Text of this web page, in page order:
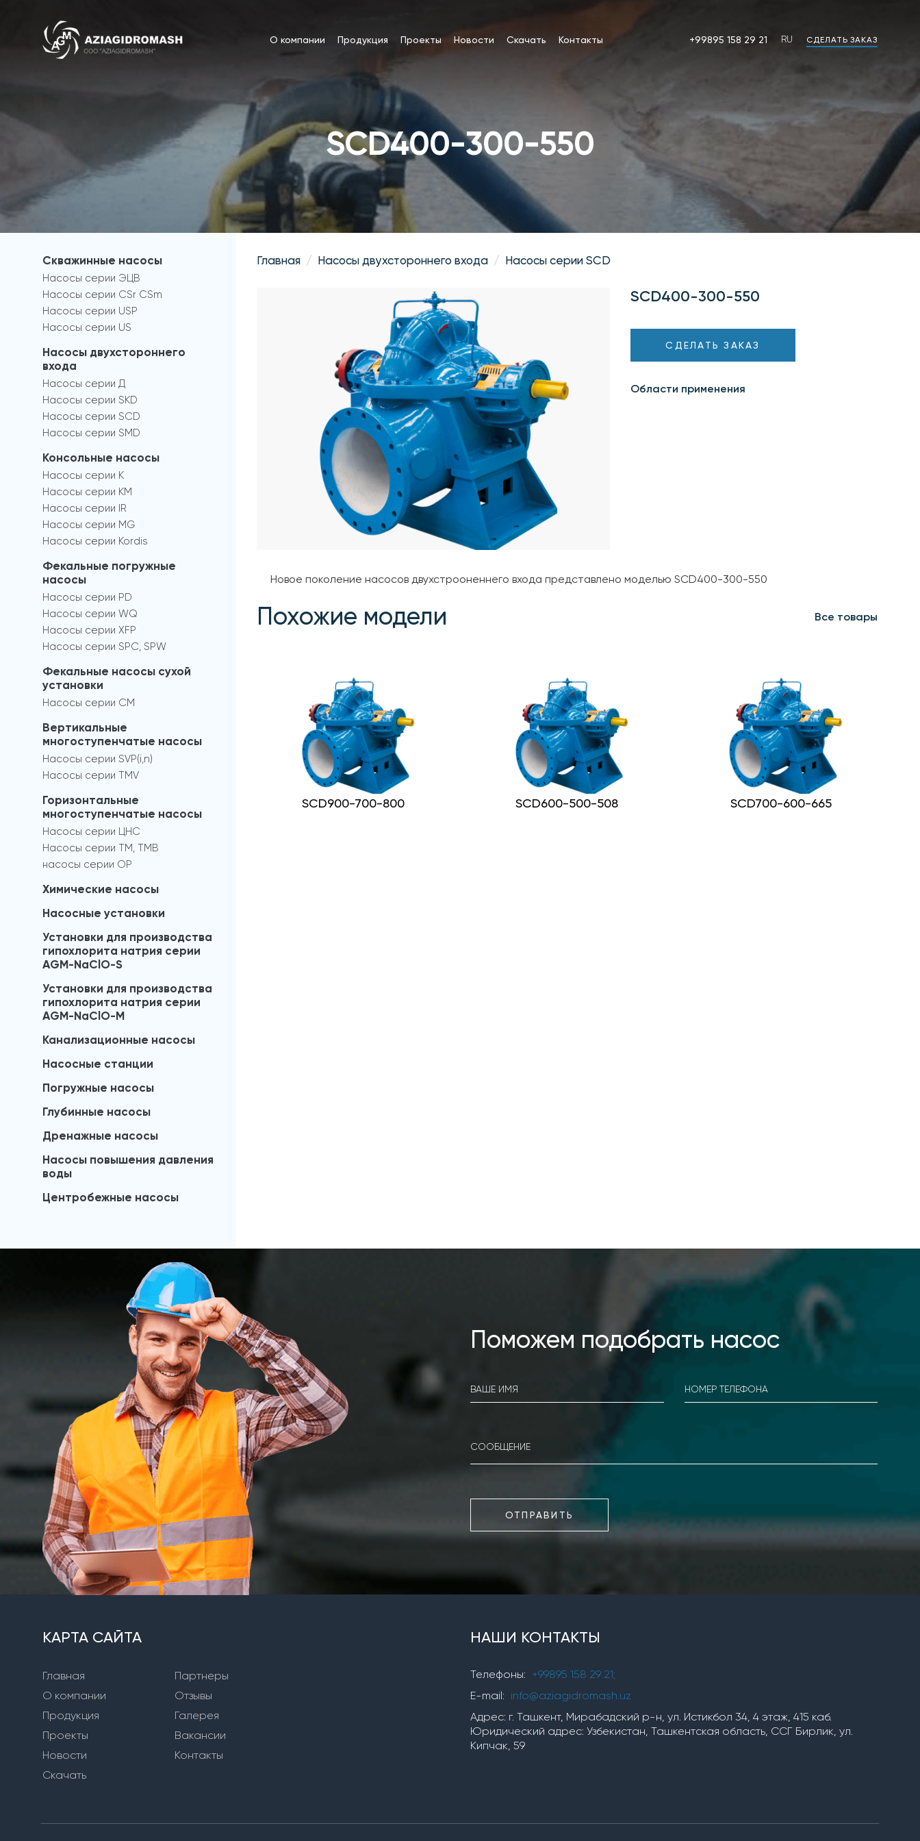
О компании Продукция Проекты Новости Скачать Контакты +99895 158 29 21 RU СДЕЛАТЬ ЗАКАЗ
SCD400-300-550
Главная Насосы двухстороннего входа Насосы серии SCD
SCD400-300-550
СДЕЛАТЬ ЗАКАЗ
Области применения
Новое поколение насосов двухстрооненнего входа представлено моделью SCD400-300-550
Похожие модели Все товары
SCD900-700-800 SCD600-500-508 SCD700-600-665
Скважинные насосы
Насосы серии ЭЦВ
Насосы серии CSr CSm
Насосы серии USP
Насосы серии US
Насосы двухстороннего
входа
Насосы серии Д
Насосы серии SKD
Насосы серии SCD
Насосы серии SMD
Консольные насосы
Насосы серии К
Насосы серии КМ
Насосы серии IR
Насосы серии MG
Насосы серии Kordis
Фекальные погружные
насосы
Насосы серии PD
Насосы серии WQ
Насосы серии XFP
Насосы серии SPC, SPW
Фекальные насосы сухой
установки
Насосы серии СМ
Вертикальные
многоступенчатые насосы
Насосы серии SVP(i,n)
Насосы серии TMV
Горизонтальные
многоступенчатые насосы
Насосы серии ЦНС
Насосы серии TM, TMB
насосы серии OP
Химические насосы
Насосные установки
Установки для производства
гипохлорита натрия серии
AGM-NaClO-S
Установки для производства
гипохлорита натрия серии
AGM-NaClO-M
Канализационные насосы
Насосные станции
Погружные насосы
Глубинные насосы
Дренажные насосы
Насосы повышения давления
воды
Центробежные насосы
Поможем подобрать насос
ОТПРАВИТЬ
КАРТА САЙТА
Главная
О компании
Продукция
Проекты
Новости
Скачать
Партнеры
Отзывы
Галерея
Вакансии
Контакты
НАШИ КОНТАКТЫ
Телефоны: +99895 158 29 21;
E-mail: info@aziagidromash.uz
Адрес: г. Ташкент, Мирабадский р-н, ул. Истикбол 34, 4 этаж, 415 каб.
Юридический адрес: Узбекистан, Ташкентская область, ССГ Бирлик, ул.
Кипчак, 59